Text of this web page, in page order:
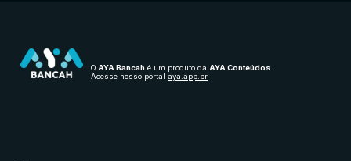
O AYA Bancah é um produto da AYA Conteúdos
Acesse nosso portal aya.app.br